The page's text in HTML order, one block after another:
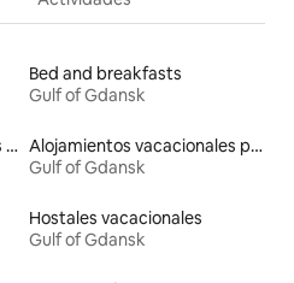
Bed and breakfasts
Gulf of Gdansk
Apartamentos con servicios incluidos vacacionales
Alojamientos vacacionales para familias
Gulf of Gdansk
Hostales vacacionales
Gulf of Gdansk